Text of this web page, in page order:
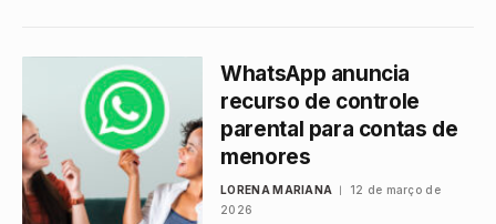
WhatsApp anuncia
recurso de controle
parental para contas de
menores
LORENA MARIANA
12 de março de
2026